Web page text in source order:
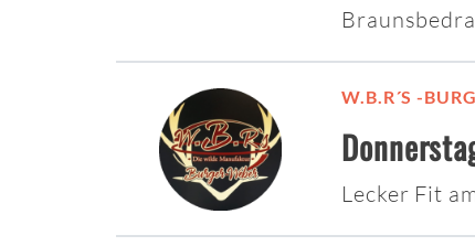
W.B.R´S -
Lecker Fit